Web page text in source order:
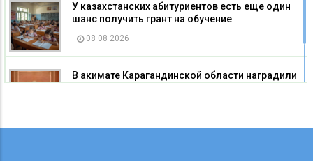
У казахстанских абитуриентов есть еще один
шанс получить грант на обучение
08 08 2026
В акимате Карагандинской области наградили